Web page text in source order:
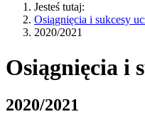
Jesteś tutaj:
Osiągnięcia i sukcesy
2020/2021
Osiągnięcia i
2020/2021